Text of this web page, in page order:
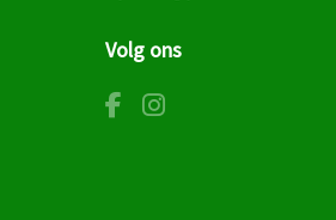
Volg ons